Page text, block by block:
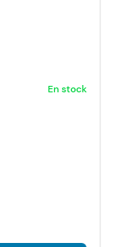
En stock